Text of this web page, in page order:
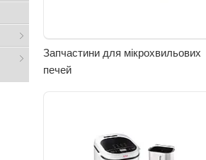
Запчастини для мікрохвильових
печей